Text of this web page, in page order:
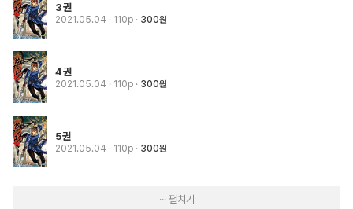
3권
2021.05.04 · 110p 300원
4권
2021.05.04 · 110p 300원
5권
2021.05.04 · 110p 300원
··· 펼치기